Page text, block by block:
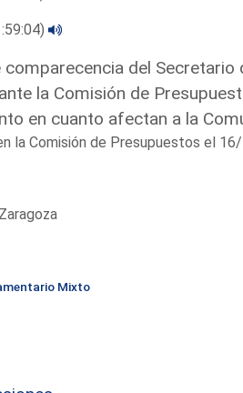
comparecencia del
la Comisión de
en cuanto afectan a la
la Comisión de Presupuestos el
Mixto